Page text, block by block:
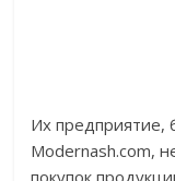
Их предприятие,
Modernash.com,